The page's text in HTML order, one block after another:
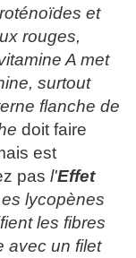
et
rouges,
A met
surtout
flanche de
doit faire
est
pas l'Effet
lycopènes
les fibres
avec un filet